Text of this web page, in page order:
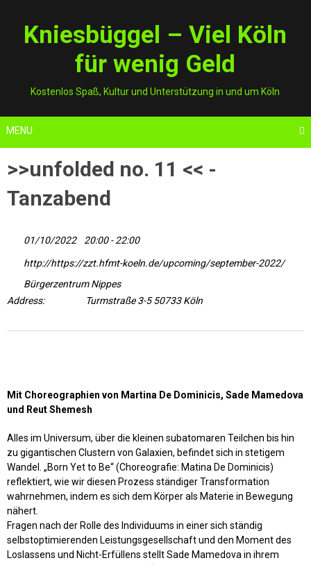
contentKniesbüggel – Viel Köln
für wenig Geld
Kostenlos Spaß, Kultur und Unterstützung in und um Köln
MENU
>>unfolded no. 11 << -
Tanzabend
01/10/2022 20:00 - 22:00
http://https://zzt.hfmt-koeln.de/upcoming/september-2022/
Bürgerzentrum Nippes
Address:
Turmstraße 3-5 50733 Köln
Mit Choreographien von Martina De Dominicis, Sade Mamedova
und Reut Shemesh
Alles im Universum, über die kleinen subatomaren Teilchen bis hin
zu gigantischen Clustern von Galaxien, befindet sich in stetigem
Wandel. „Born Yet to Be“ (Choreografie: Matina De Dominicis)
reflektiert, wie wir diesen Prozess ständiger Transformation
wahrnehmen, indem es sich dem Körper als Materie in Bewegung
nähert.
Fragen nach der Rolle des Individuums in einer sich ständig
selbstoptimierenden Leistungsgesellschaft und den Moment des
Loslassens und Nicht-Erfüllens stellt Sade Mamedova in ihrem